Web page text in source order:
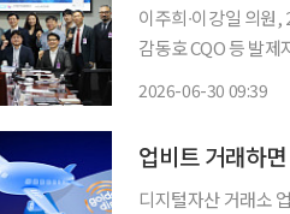
이주희∙이강일 의원
감동호 CQO 등 발제
2026-06-30 09:39
업비트 거래하
디지털자산 거래소